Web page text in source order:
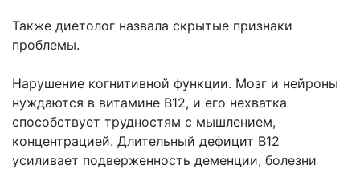
Также диетолог назвала скрытые признаки
проблемы.
Нарушение когнитивной функции. Мозг и нейроны
нуждаются в витамине B12, и его нехватка
способствует трудностям с мышлением,
концентрацией. Длительный дефицит B12
усиливает подверженность деменции, болезни